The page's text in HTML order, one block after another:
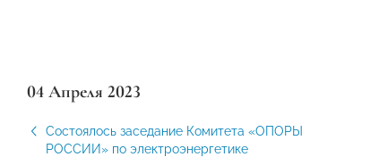
04 Апреля 2023
Состоялось заседание Комитета «ОПОРЫ
РОССИИ» по электроэнергетике